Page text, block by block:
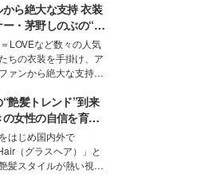
甲ひかりさんと橋下美
えて本音で女子会トー
お出かけを快適に過ご
、2人が感動した夏の
識にも迫りました。
から絶大な支持 衣装
・茅野しのぶの“可
る美学＜「シチズン
ー」インタビュー＞
LOVEなど数々の人気
ちの衣装を手掛け、ア
ァンから絶大な支持を
リエイティブディレク
しのぶ。一人ひとりの
添い、魅力を引き出す
、多くの女性たちに勇
与え続けている。
艶髪トレンド”到来
女性の自信を育む
事情」って？
はじめ国内外で
（グラスヘア）」と
髪スタイルが熱い視線